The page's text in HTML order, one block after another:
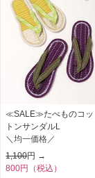
サイズについて
≪SALE≫たべものコッ
トンサンダルL
＼均一価格／
1,100円 →
800円（税込）